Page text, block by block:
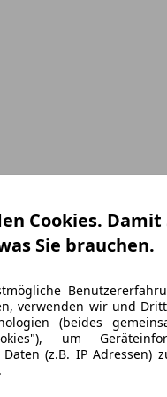
Cookies.
Sie brauchen.
verwenden wir und
(beides
um
Daten (z.B. IP Adressen)